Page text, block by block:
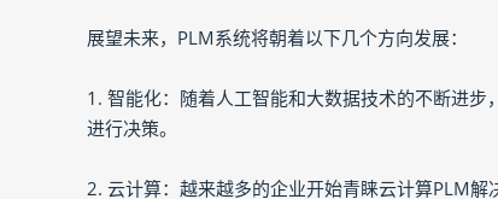
展望未来，PLM系统将朝着以下几个方向发展：
1. 智能化：随着人工智能和大数据技术的不断进
进行决策。
2. 云计算：越来越多的企业开始青睐云计算PLM解